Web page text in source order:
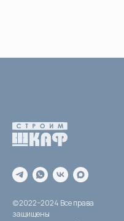
(c)2022−2024 Все права
защищены